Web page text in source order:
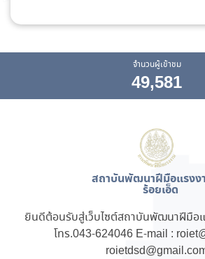
จำนวนผู้เข้าชม
49,581
สถาบันพัฒนาฝีมือแรงง
ร้อยเอ็ด
ยินดีต้อนรับสู่เว็บไซต์สถาบันพัฒนาฝีมือ
โทร.043-624046 E-mail :